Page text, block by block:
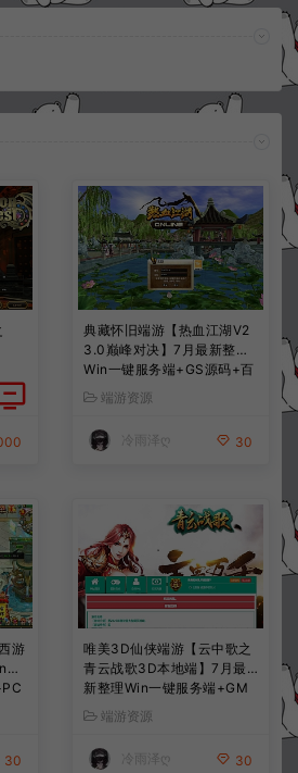
典藏怀旧端游【热血江湖V2
3.0巅峰对决】7月最新整理
Win一键服务端+GS源码+百
宝阁+在线GM工具+PC客户
端+详细搭建教程
端游资源
冷雨泽ღ 30
游
一
30
唯美3D仙侠端游【云中歌之
青云战歌3D本地端】7月最
新整理Win一键服务端+GM
工具+PC客户端+详细搭建教
端游资源
冷雨泽ღ 30